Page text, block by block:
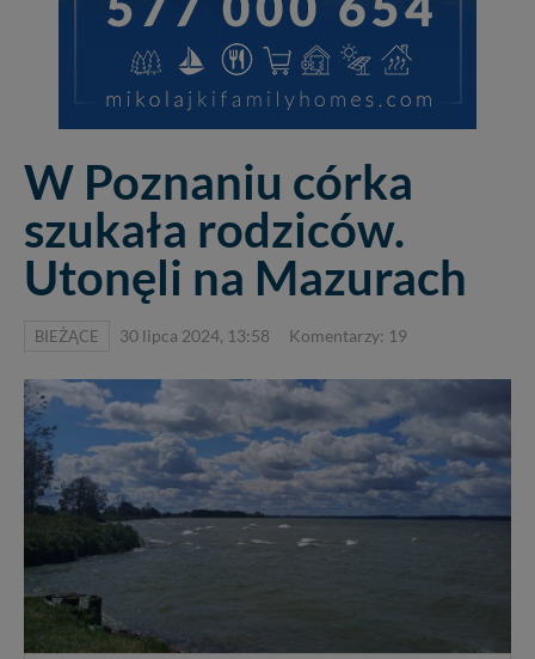
W Poznaniu córka
szukała rodziców.
Utonęli na Mazurach
BIEŻĄCE 30 lipca 2024, 13:58 Komentarzy: 19